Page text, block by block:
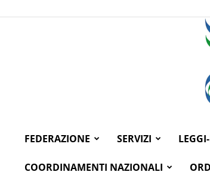
FEDERAZIONE SERVIZI
COORDINAMENTI NAZIONALI